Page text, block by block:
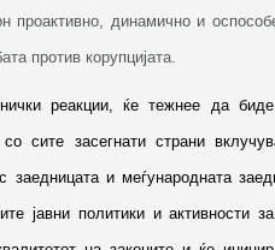
проактивно, динамично и
против корупцијата.
реакции, ќе тежнее да
сите засегнати страни
заедницата и меѓународната
јавни политики и активности